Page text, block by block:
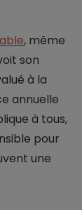
, même
son
à la
annuelle
à tous,
pour
une